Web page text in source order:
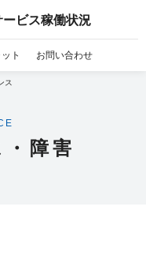
ービス稼働状況
ト お問い合わせ
ス
障害